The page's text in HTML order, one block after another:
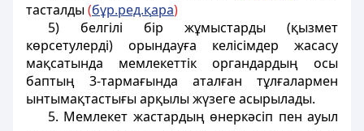
тасталды(бұр.ред.қара)
5) белгілi бiр жұмыстарды (қызмет
көрсетулердi) орындауға келісімдер жасасу
мақсатында мемлекеттік органдардың осы
баптың 3-тармағында аталған тұлғалармен
ынтымақтастығы арқылы жүзеге асырылады.
5. Мемлекет жастардың өнеркәсiп пен ауыл